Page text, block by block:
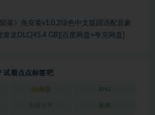
陨落》免安装v1.0.2绿色中文版国语配音豪
龙DLC[45.4 GB][百度网盘+夸克网盘]
试着点点标签吧
3D画面 RPG
休闲